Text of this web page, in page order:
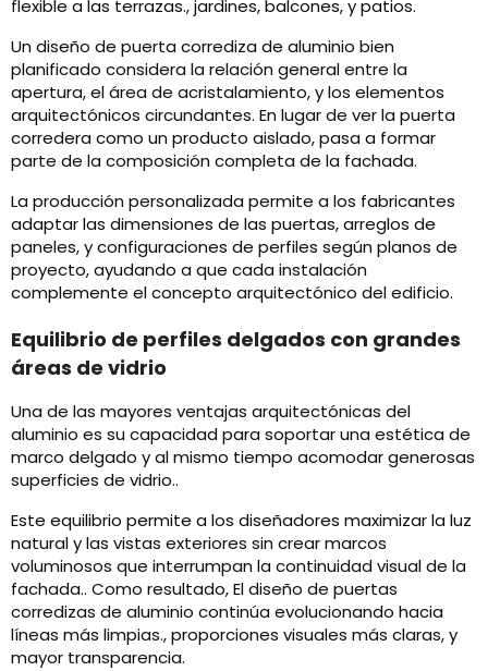
flexible a las terrazas., jardines, balcones, y patios.
Un diseño de puerta corrediza de aluminio bien
planificado considera la relación general entre la
apertura, el área de acristalamiento, y los elementos
arquitectónicos circundantes. En lugar de ver la puerta
corredera como un producto aislado, pasa a formar
parte de la composición completa de la fachada.
La producción personalizada permite a los fabricantes
adaptar las dimensiones de las puertas, arreglos de
paneles, y configuraciones de perfiles según planos de
proyecto, ayudando a que cada instalación
complemente el concepto arquitectónico del edificio.
Equilibrio de perfiles delgados con grandes
áreas de vidrio
Una de las mayores ventajas arquitectónicas del
aluminio es su capacidad para soportar una estética de
marco delgado y al mismo tiempo acomodar generosas
superficies de vidrio..
Este equilibrio permite a los diseñadores maximizar la luz
natural y las vistas exteriores sin crear marcos
voluminosos que interrumpan la continuidad visual de la
fachada.. Como resultado, El diseño de puertas
corredizas de aluminio continúa evolucionando hacia
líneas más limpias., proporciones visuales más claras, y
mayor transparencia.